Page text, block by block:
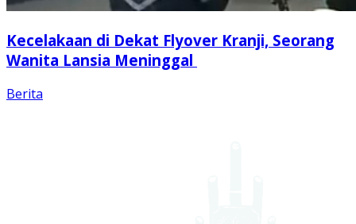
Kecelakaan di Dekat Flyover Kranji, Seorang
Wanita Lansia Meninggal
Berita